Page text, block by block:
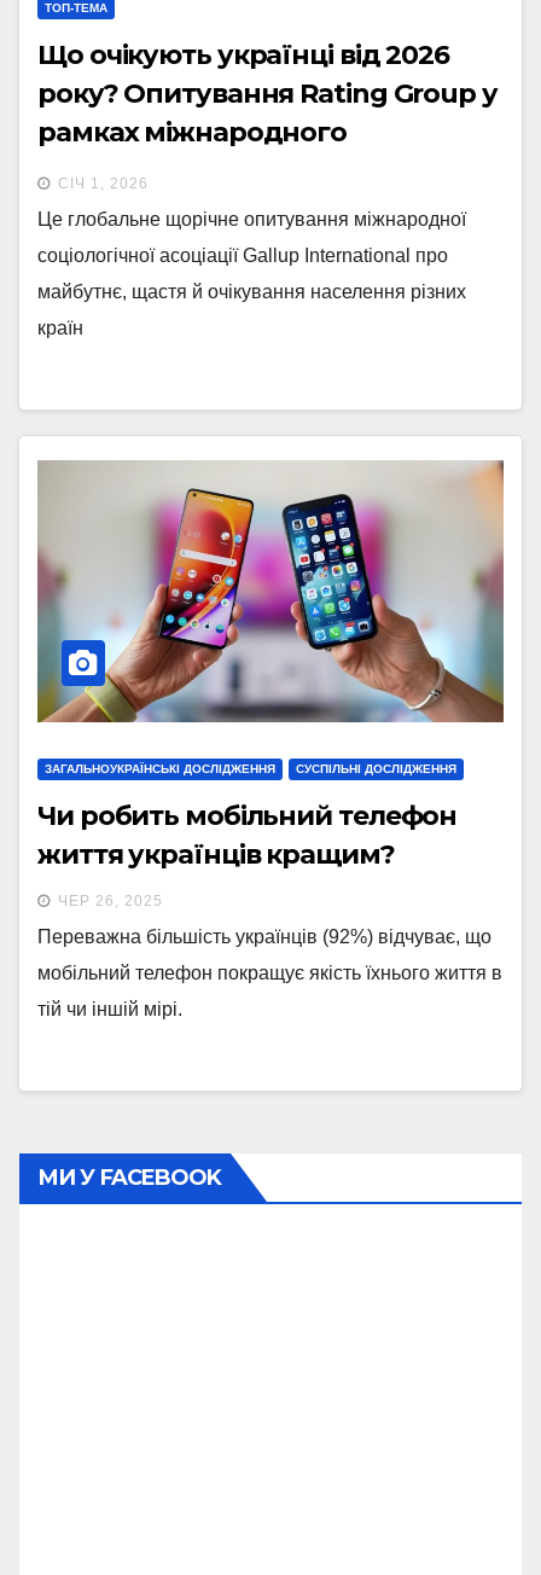
ТОП-ТЕМА
Що очікують українці від 2026
року? Опитування Rating Group у
рамках міжнародного
дослідження “End of Year” від
Gallup International. Випуск 1
СІЧ 1, 2026
Це глобальне щорічне опитування міжнародної
соціологічної асоціації Gallup International про
майбутнє, щастя й очікування населення різних
країн
ЗАГАЛЬНОУКРАЇНСЬКІ ДОСЛІДЖЕННЯ СУСПІЛЬНІ ДОСЛІДЖЕННЯ
Чи робить мобільний телефон
життя українців кращим?
ЧЕР 26, 2025
Переважна більшість українців (92%) відчуває, що
мобільний телефон покращує якість їхнього життя в
тій чи іншій мірі.
МИ У FACEBOOK